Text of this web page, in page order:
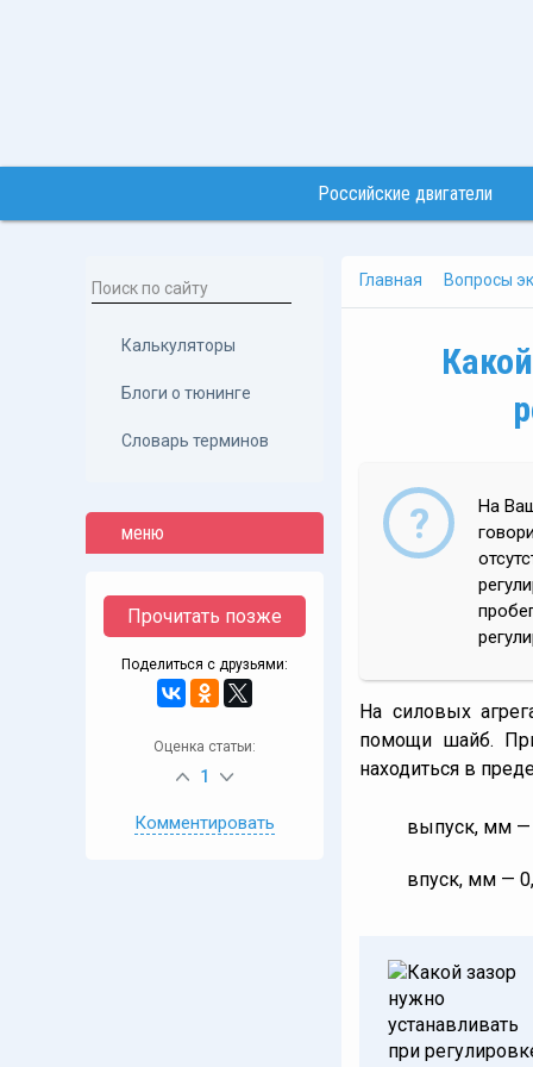
Российские двигатели
Главная Вопросы
На
На силовых
помощи шайб.
находиться в
выпуск, мм —
впуск, мм —
Калькуляторы
Блоги о тюнинге
Словарь терминов
меню
Прочитать позже
Поделиться с друзьями:
Оценка статьи:
1
Комментировать